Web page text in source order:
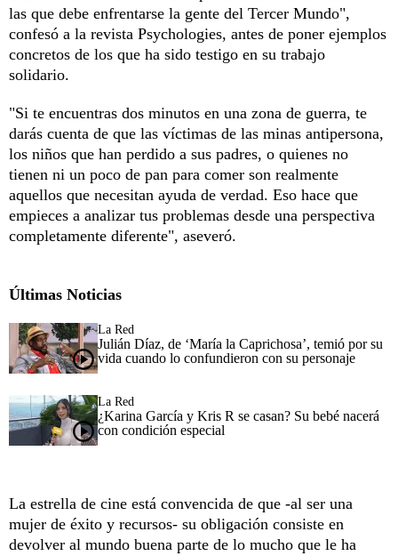
las que debe enfrentarse la gente del Tercer Mundo",
confesó a la revista Psychologies, antes de poner ejemplos
concretos de los que ha sido testigo en su trabajo
solidario.
"Si te encuentras dos minutos en una zona de guerra, te
darás cuenta de que las víctimas de las minas antipersona,
los niños que han perdido a sus padres, o quienes no
tienen ni un poco de pan para comer son realmente
aquellos que necesitan ayuda de verdad. Eso hace que
empieces a analizar tus problemas desde una perspectiva
completamente diferente", aseveró.
Últimas Noticias
La Red
Julián Díaz, de ‘María la Caprichosa’, temió por su
vida cuando lo confundieron con su personaje
La Red
¿Karina García y Kris R se casan? Su bebé nacerá
con condición especial
La estrella de cine está convencida de que -al ser una
mujer de éxito y recursos- su obligación consiste en
devolver al mundo buena parte de lo mucho que le ha